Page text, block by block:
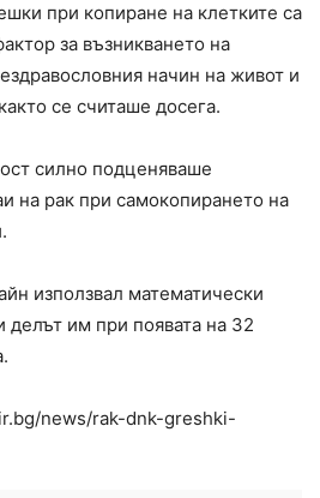
при копиране на клетките са
за възникването на
начин на живот и
се считаше досега.
силно подценяваше
на рак при самокопирането на
използвал математически
делът им при появата на 32
news/rak-dnk-greshki-